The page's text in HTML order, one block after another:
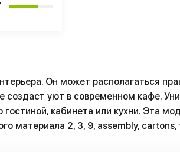
Он может располагаться
создаст уют в современном кафе.
гостиной, кабинета или кухни. Эта
материала 2, 3, 9, assembly,